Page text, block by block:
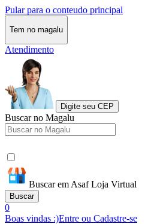
Pular para o conteudo principal
Tem no magalu
Atendimento
Digite seu CEP
Buscar no Magalu
Buscar em Asaf Loja Virtual
Buscar
0
Boas vindas :)Entre ou Cadastre-se